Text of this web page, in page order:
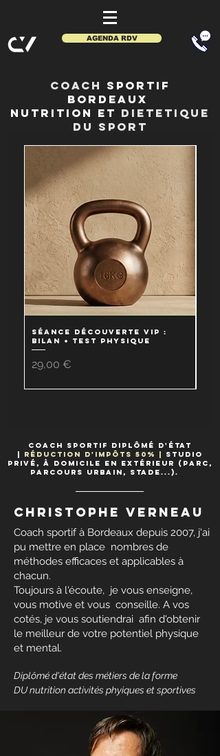
AGENDA RDV
COACH SPORTIF
BORDEAUx
NUTRITION ET DIETETIQUE
DU SPORT
SÉANCE DÉCOUVERTE VIP :
Bilan + Test physique
Prix
29,00 €
Coach sportif
Diplômé d'état
|
réduction d' impôts 50 % |
studio
privé, à domicile en extérieur (Parc,
parcours urbain, stade...).
CHRISTOPHE VERNEAU
Coach sportif à Bordeaux depuis 2007, j'ai
pu mettre en place nombres de
méthodes efficaces et applicables à
chacun.
Toujours à l'écoute, je vous enseigne,
vous motive et vous conseille. A vos
cotés, je vous soutiendrai afin d'obtenir
le meilleur de votre potentiel physique
et mental.
Diplômé d'état des métiers de la forme
DU nutrition activités phyiques et sportives